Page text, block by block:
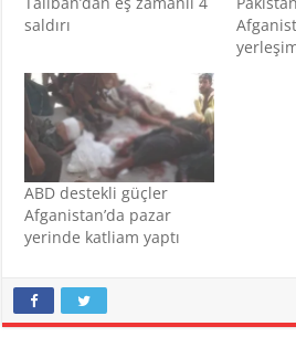
saldırı
ABD destekli güçler
Afganistan’da pazar
yerinde katliam yaptı